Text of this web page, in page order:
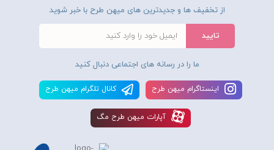
از تخفیف ها و جدیدترین های میهن طرح با خبر شوید
ما را در رسانه های اجتماعی دنبال کنید
اينستاگرام ميهن طرح کانال تلگرام ميهن طرح
آپارات ميهن طرح مگ